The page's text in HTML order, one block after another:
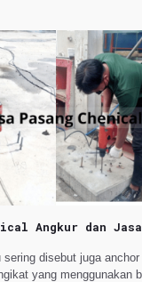
Angkur dan Jasa
disebut juga anchor
yang menggunakan